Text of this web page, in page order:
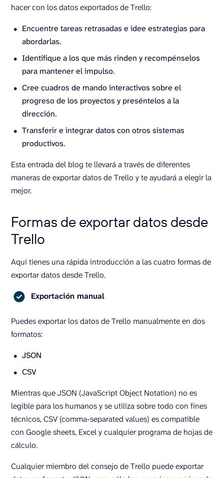
hacer con los datos exportados de Trello:
Encuentre tareas retrasadas e idee estrategias para
abordarlas.
Identifique a los que más rinden y recompénselos
para mantener el impulso.
Cree cuadros de mando interactivos sobre el
progreso de los proyectos y preséntelos a la
dirección.
Transferir e integrar datos con otros sistemas
productivos.
Esta entrada del blog te llevará a través de diferentes
maneras de exportar datos de Trello y te ayudará a elegir la
mejor.
Formas de exportar datos desde
Trello
Aquí tienes una rápida introducción a las cuatro formas de
exportar datos desde Trello.
Exportación manual
Puedes exportar los datos de Trello manualmente en dos
formatos:
JSON
CSV
Mientras que JSON (JavaScript Object Notation) no es
legible para los humanos y se utiliza sobre todo con fines
técnicos, CSV (comma-separated values) es compatible
con Google sheets, Excel y cualquier programa de hojas de
cálculo.
Cualquier miembro del consejo de Trello puede exportar